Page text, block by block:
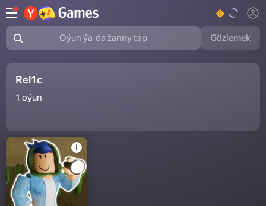
Oýun ýa-da žanny tap Gözlemek
Rel1c
1 oýun